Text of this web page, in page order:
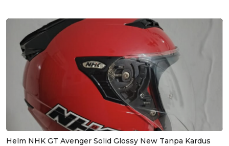
Helm NHK GT Avenger Solid Glossy New Tanpa Kardus